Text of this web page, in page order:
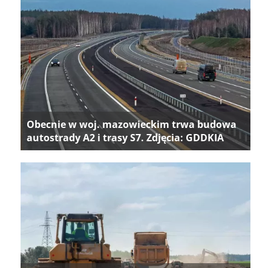
Obecnie w woj. mazowieckim trwa budowa
autostrady A2 i trasy S7. Zdjęcia: GDDKIA